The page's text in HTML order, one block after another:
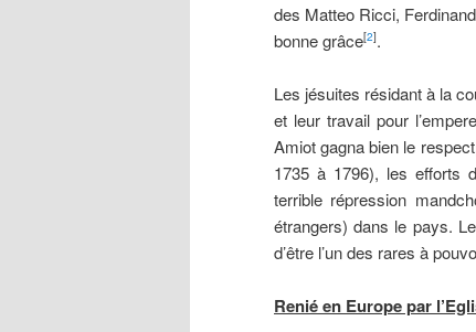
des Matteo Ricci,
bonne grâce[2].
Les jésuites résidant à la
et leur travail pour
Amiot gagna bien le
1735 à 1796), les efforts
terrible répression
étrangers) dans le pays.
d’être l’un des rares à
Renié en Europe par